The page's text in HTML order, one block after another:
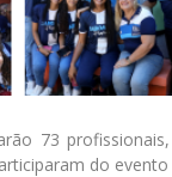
73
do